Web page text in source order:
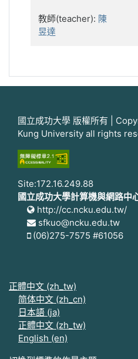
教師(teacher): 陳
昱達
國立成功大學 版權所有 |
Kung University all rights
Site:172.16.249.88
國立成功大學計算機與網路中
http://cc.ncku.edu.tw/
sfkuo@ncku.edu.tw
(06)275-7575 #61056
正體中文 ‎(zh_tw)‎
简体中文 ‎(zh_cn)‎
日本語 ‎(ja)‎
正體中文 ‎(zh_tw)‎
English ‎(en)‎